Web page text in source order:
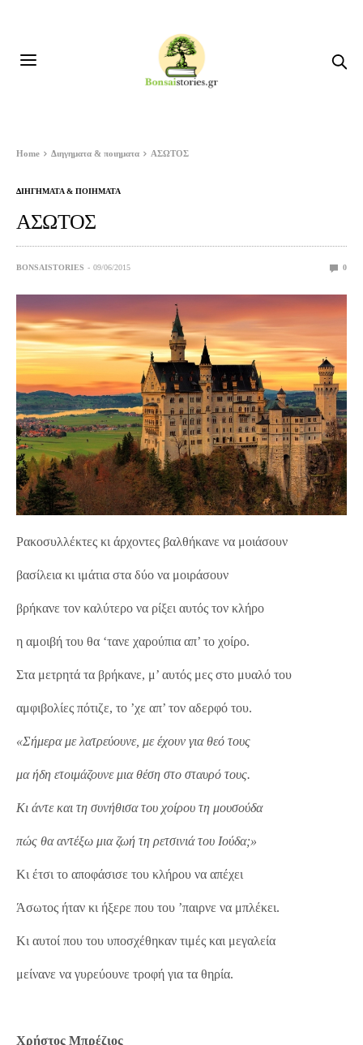
Home Διηγηματα & ποιηματα ΑΣΩΤΟΣ
ΔΙΗΓΗΜΑΤΑ & ΠΟΙΗΜΑΤΑ
ΑΣΩΤΟΣ
BONSAISTORIES 09/06/2015 0
Ρακοσυλλέκτες κι άρχοντες βαλθήκανε να μοιάσουν
βασίλεια κι ιμάτια στα δύο να μοιράσουν
βρήκανε τον καλύτερο να ρίξει αυτός τον κλήρο
η αμοιβή του θα ‘τανε χαρούπια απ’ το χοίρο.
Στα μετρητά τα βρήκανε, μ’ αυτός μες στο μυαλό του
αμφιβολίες πότιζε, το ’χε απ’ τον αδερφό του.
«Σήμερα με λατρεύουνε, με έχουν για θεό τους
μα ήδη ετοιμάζουνε μια θέση στο σταυρό τους.
Κι άντε και τη συνήθισα του χοίρου τη μουσούδα
πώς θα αντέξω μια ζωή τη ρετσινιά του Ιούδα;»
Κι έτσι το αποφάσισε του κλήρου να απέχει
Άσωτος ήταν κι ήξερε που του ’παιρνε να μπλέκει.
Κι αυτοί που του υποσχέθηκαν τιμές και μεγαλεία
μείνανε να γυρεύουνε τροφή για τα θηρία.
Χρήστος Μπρέζιος